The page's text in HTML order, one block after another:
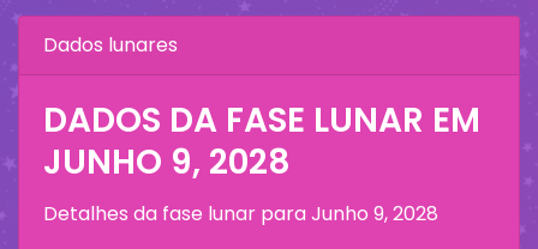
Dados lunares
DADOS DA FASE LUNAR EM
JUNHO 9, 2028
Detalhes da fase lunar paraJunho 9, 2028